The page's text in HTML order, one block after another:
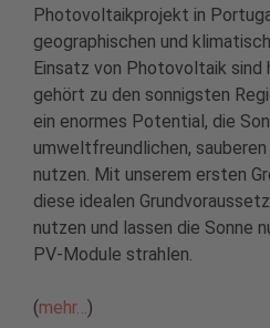
Photovoltaikprojekt in
geographischen und
Einsatz von Photovoltaik sind
gehört zu den sonnigsten
ein enormes Potential, die
umweltfreundlichen,
nutzen. Mit unserem ersten
diese idealen
nutzen und lassen die Sonne
PV-Module strahlen.
(mehr… )